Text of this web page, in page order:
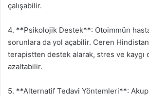
çalışabilir.
4. **Psikolojik Destek**: Otoimmün
sorunlara da yol açabilir. Ceren
terapistten destek alarak, stres ve kaygı
azaltabilir.
5. **Alternatif Tedavi Yöntemleri**: